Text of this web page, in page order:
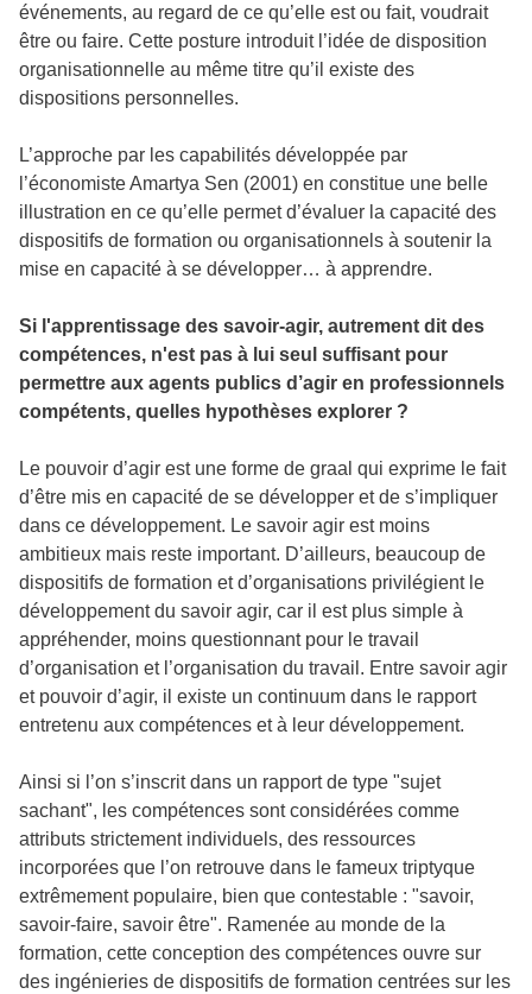
événements, au regard de ce qu’elle est ou fait, voudrait
être ou faire. Cette posture introduit l’idée de disposition
organisationnelle au même titre qu’il existe des
dispositions personnelles.
L’approche par les capabilités développée par
l’économiste Amartya Sen (2001) en constitue une belle
illustration en ce qu’elle permet d’évaluer la capacité des
dispositifs de formation ou organisationnels à soutenir la
mise en capacité à se développer… à apprendre.
Si l'apprentissage des savoir-agir, autrement dit des
compétences, n'est pas à lui seul suffisant pour
permettre aux agents publics d’agir en professionnels
compétents, quelles hypothèses explorer ?
Le pouvoir d’agir est une forme de graal qui exprime le fait
d’être mis en capacité de se développer et de s’impliquer
dans ce développement. Le savoir agir est moins
ambitieux mais reste important. D’ailleurs, beaucoup de
dispositifs de formation et d’organisations privilégient le
développement du savoir agir, car il est plus simple à
appréhender, moins questionnant pour le travail
d’organisation et l’organisation du travail. Entre savoir agir
et pouvoir d’agir, il existe un continuum dans le rapport
entretenu aux compétences et à leur développement.
Ainsi si l’on s’inscrit dans un rapport de type "sujet
sachant", les compétences sont considérées comme
attributs strictement individuels, des ressources
incorporées que l’on retrouve dans le fameux triptyque
extrêmement populaire, bien que contestable : "savoir,
savoir-faire, savoir être". Ramenée au monde de la
formation, cette conception des compétences ouvre sur
des ingénieries de dispositifs de formation centrées sur les